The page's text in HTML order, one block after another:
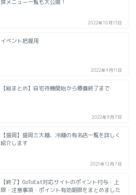
食メニュー一覧も大公開！
2022年10月13日
イベント把握用
2022年9月11日
【総まとめ】自宅待機開始から療養終了まで
2022年8月7日
【盛岡】盛岡三大麺、冷麺の有名店一覧を詳しく
紹介します
2021年12月7日
【終了】GoToEat対応サイトのポイント付与・上
限・注意事項・ポイント有効期限をまとめました